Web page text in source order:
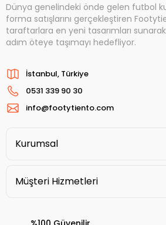
Dünya genelindeki önde gelen futbol
forma satışlarını gerçekleştiren
taraftarlara en yeni tasarımları
adım öteye taşımayı hedefliyor.
İstanbul, Türkiye
0531 339 90 30
info@footytiento.com
Kurumsal
Müşteri Hizmetleri